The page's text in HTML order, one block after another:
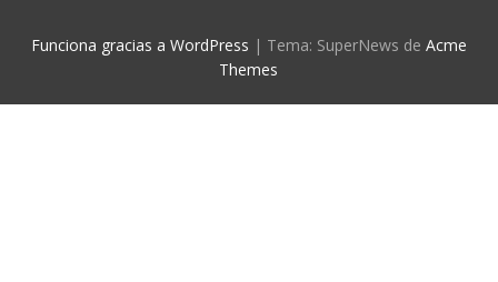
Funciona gracias a WordPress | Tema: SuperNews de Acme
Themes